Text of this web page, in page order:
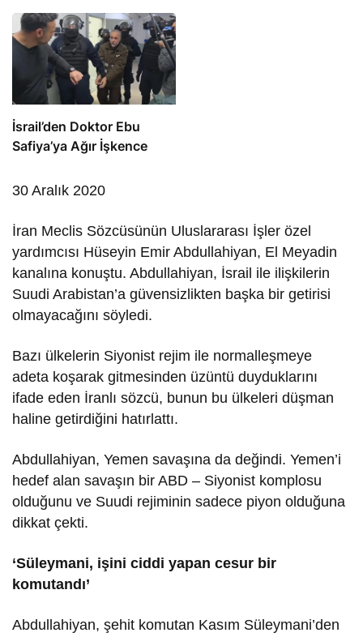
İsrail’den Doktor Ebu
Safiya’ya Ağır İşkence
30 Aralık 2020
İran Meclis Sözcüsünün Uluslararası İşler özel
yardımcısı Hüseyin Emir Abdullahiyan, El Meyadin
kanalına konuştu. Abdullahiyan, İsrail ile ilişkilerin
Suudi Arabistan’a güvensizlikten başka bir getirisi
olmayacağını söyledi.
Bazı ülkelerin Siyonist rejim ile normalleşmeye
adeta koşarak gitmesinden üzüntü duyduklarını
ifade eden İranlı sözcü, bunun bu ülkeleri düşman
haline getirdiğini hatırlattı.
Abdullahiyan, Yemen savaşına da değindi. Yemen’i
hedef alan savaşın bir ABD – Siyonist komplosu
olduğunu ve Suudi rejiminin sadece piyon olduğuna
dikkat çekti.
‘Süleymani, işini ciddi yapan cesur bir
komutandı’
Abdullahiyan, şehit komutan Kasım Süleymani’den